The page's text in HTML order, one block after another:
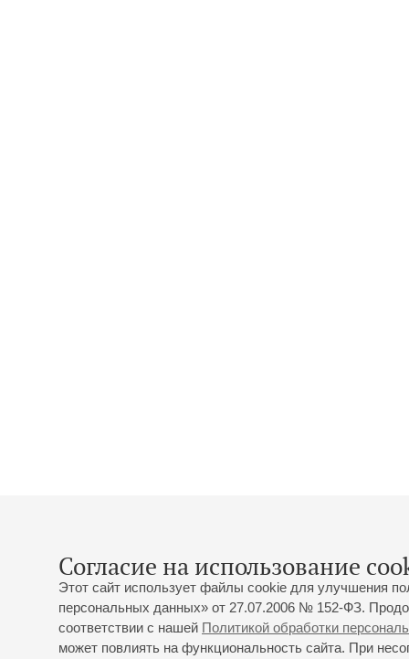
Согласие на использование
Этот сайт использует файлы cookie для улучшения
персональных данных» от 27.07.2006 № 152-ФЗ.
соответствии с нашей Политикой обработки
может повлиять на функциональность сайта. При